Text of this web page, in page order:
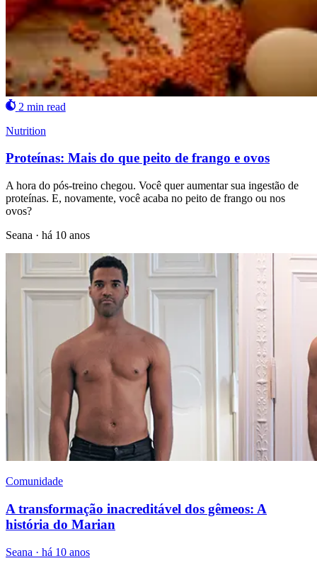
2 min read
Nutrition
Proteínas: Mais do que peito de frango e ovos
A hora do pós-treino chegou. Você quer aumentar sua ingestão de
proteínas. E, novamente, você acaba no peito de frango ou nos
ovos?
Seana · há 10 anos
Comunidade
A transformação inacreditável dos gêmeos: A
história do Marian
Seana · há 10 anos